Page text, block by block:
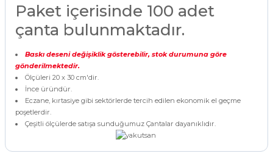
Paket içerisinde 100 adet
çanta bulunmaktadır.
Baskı deseni değişiklik gösterebilir, stok durumuna göre
gönderilmektedir.
Ölçüleri 20 x 30 cm'dir.
İnce üründür.
Eczane, kırtasiye gibi sektörlerde tercih edilen ekonomik el geçme
poşetlerdir.
Çeşitli ölçülerde satışa sunduğumuz Çantalar dayanıklıdır.